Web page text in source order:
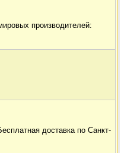
производителей:
доставка по Санкт-